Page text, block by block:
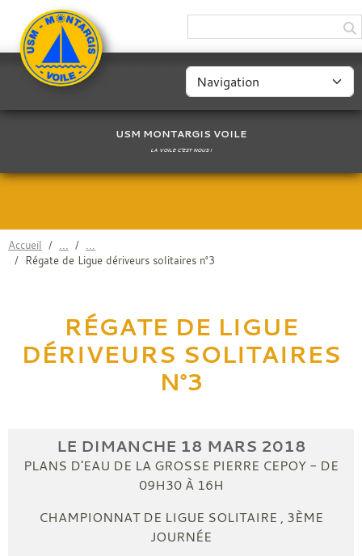
USM MONTARGIS VOILE
LA VOILE C'EST NOUS !
Accueil
Régate de Ligue dériveurs solitaires n°3
RÉGATE DE LIGUE
DÉRIVEURS SOLITAIRES
N°3
LE DIMANCHE 18 MARS 2018
PLANS D'EAU DE LA GROSSE PIERRE CEPOY - DE
09H30 À 16H
CHAMPIONNAT DE LIGUE SOLITAIRE , 3ÈME
JOURNÉE
Panneau de gestion des cookies